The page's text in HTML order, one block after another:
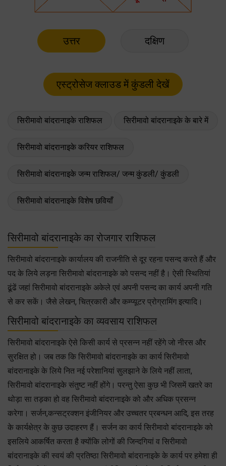
उत्तर दक्षिण
सिरीमावो बांदरानाइके राशिफल सिरीमावो बांदरानाइके के बारे में
सिरीमावो बांदरानाइके करियर राशिफल
सिरीमावो बांदरानाइके जन्म राशिफल/ जन्म कुंडली/ कुंडली
सिरीमावो बांदरानाइके विशेष छवियाँ
सिरीमावो बांदरानाइके का रोजगार राशिफल
सिरीमावो बांदरानाइके कार्यालय की राजनीति से दूर रहना पसन्द करते हैं और
पद के लिये लड़ना सिरीमावो बांदरानाइके को पसन्द नहीं है। ऐसी स्थितियां
ढूंढें जहां सिरीमावो बांदरानाइके अकेले एवं अपनी पसन्द का कार्य अपनी गति
से कर सकें। जैसे लेखन, चित्रकारी और कम्प्यूटर प्रोग्रामिंग इत्यादि।
सिरीमावो बांदरानाइके का व्यवसाय राशिफल
सिरीमावो बांदरानाइके ऐसे किसी कार्य से प्रसन्न नहीं रहेंगे जो नीरस और
सुरक्षित हो। जब तक कि सिरीमावो बांदरानाइके का कार्य सिरीमावो
बांदरानाइके के लिये नित नई परेशानियां सुलझाने के लिये नहीं लाता,
सिरीमावो बांदरानाइके संतुष्ट नहीं होंगे। परन्तु ऐसा कुछ भी जिसमें खतरे का
थोड़ा सा तड़का हो वह सिरीमावो बांदरानाइके को और अधिक प्रसन्न
करेगा। सर्जन,कन्सट्रक्शन इंजीनियर और उच्चतर प्रबन्धन आदि, इस तरह
के कार्यक्षेत्र के कुछ उदाहरण हैं। सर्जन का कार्य सिरीमावो बांदरानाइके को
इसलिये आकर्षित करता है क्योंकि लोगों की जिन्दगियां व सिरीमावो
बांदरानाइके की स्वयं की प्रतिष्ठा सिरीमावो बांदरानाइके के कार्य पर हमेशा ही